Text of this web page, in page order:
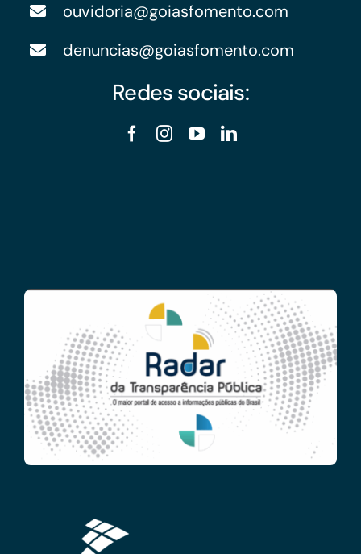
ouvidoria@goiasfomento.com
denuncias@goiasfomento.com
Redes sociais: